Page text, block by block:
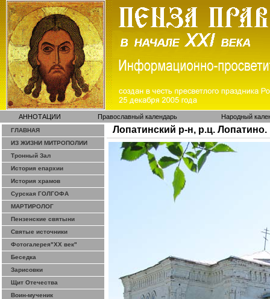
АННОТАЦИИ Православный календарь Народный
ГЛАВНАЯ
ИЗ ЖИЗНИ МИТРОПОЛИИ
Тронный Зал
История епархии
История храмов
Сурская ГОЛГОФА
МАРТИРОЛОГ
Пензенские святыни
Святые источники
Фотогалерея"ХХ век"
Беседка
Зарисовки
Щит Отечества
Воин-мученик
Лопатинский р-н, р.ц.